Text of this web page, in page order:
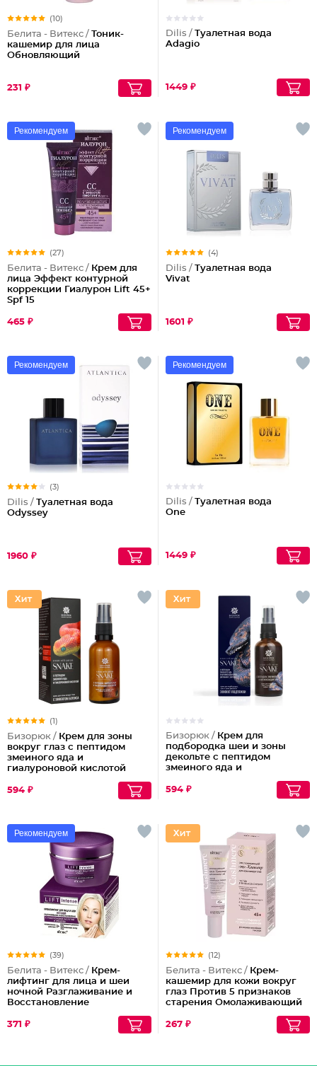
(10)
Белита - Витекс / Тоник-
кашемир для лица
Обновляющий
231 ₽
Dilis / Туалетная вода
Adagio
1449 ₽
Рекомендуем
(27)
Белита - Витекс / Крем для
лица Эффект контурной
коррекции Гиалурон Lift 45+
Spf 15
465 ₽
Рекомендуем
(4)
Dilis / Туалетная вода
Vivat
1601 ₽
Рекомендуем
(3)
Dilis / Туалетная вода
Odyssey
1960 ₽
Рекомендуем
Dilis / Туалетная вода
One
1449 ₽
(1)
Бизорюк / Крем для зоны
вокруг глаз с пептидом
змеиного яда и
гиалуроновой кислотой
594 ₽
Бизорюк / Крем для
подбородка шеи и зоны
декольте с пептидом
змеиного яда и
594 ₽
Рекомендуем
(39)
Белита - Витекс / Крем-
лифтинг для лица и шеи
ночной Разглаживание и
Восстановление
371 ₽
(12)
Белита - Витекс / Крем-
кашемир для кожи вокруг
глаз Против 5 признаков
старения Омолаживающий
267 ₽